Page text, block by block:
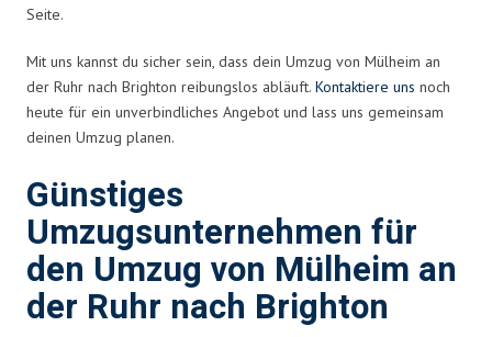
Seite.
Mit uns kannst du sicher sein, dass dein Umzug von Mülheim an
der Ruhr nach Brighton reibungslos abläuft. Kontaktiere uns noch
heute für ein unverbindliches Angebot und lass uns gemeinsam
deinen Umzug planen.
Günstiges
Umzugsunternehmen für
den Umzug von Mülheim an
der Ruhr nach Brighton